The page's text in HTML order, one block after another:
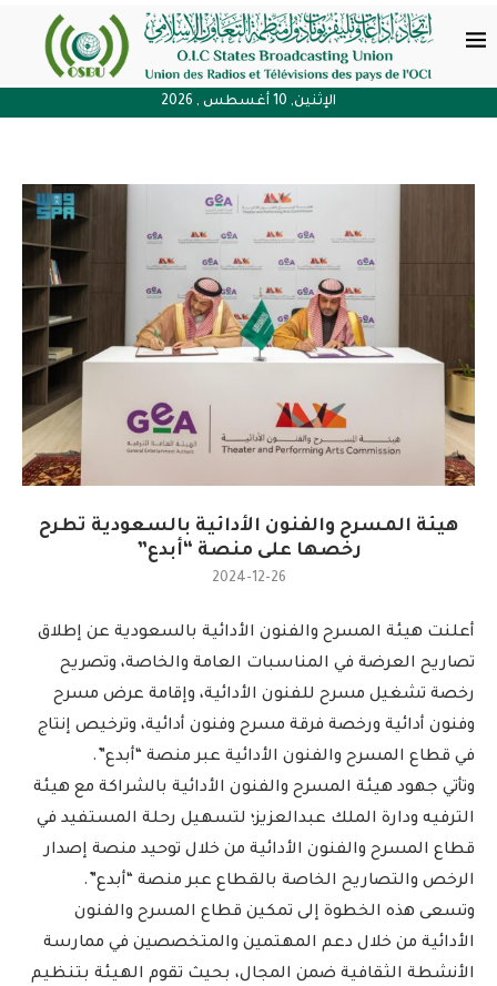
الإثنين, 10 أغسطس , 2026
هيئة المسرح والفنون الأدائية بالسعودية تطرح
رخصها على منصة “أبدع”
2024-12-26
أعلنت هيئة المسرح والفنون الأدائية بالسعودية عن إطلاق
تصاريح العرضة في المناسبات العامة والخاصة، وتصريح
رخصة تشغيل مسرح للفنون الأدائية، وإقامة عرض مسرح
وفنون أدائية ورخصة فرقة مسرح وفنون أدائية، وترخيص إنتاج
في قطاع المسرح والفنون الأدائية عبر منصة “أبدع”.
وتأتي جهود هيئة المسرح والفنون الأدائية بالشراكة مع هيئة
الترفيه ودارة الملك عبدالعزيز؛ لتسهيل رحلة المستفيد في
قطاع المسرح والفنون الأدائية من خلال توحيد منصة إصدار
الرخص والتصاريح الخاصة بالقطاع عبر منصة “أبدع”.
وتسعى هذه الخطوة إلى تمكين قطاع المسرح والفنون
الأدائية من خلال دعم المهتمين والمتخصصين في ممارسة
الأنشطة الثقافية ضمن المجال، بحيث تقوم الهيئة بتنظيم